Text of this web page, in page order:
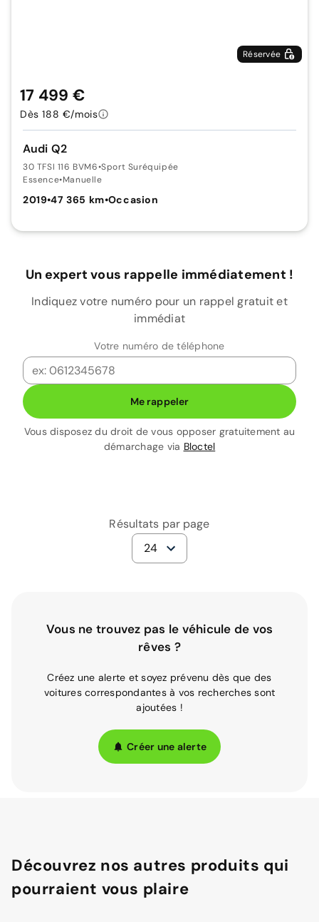
Réservée
Audi Q2
30 TFSI 116 BVM6•Sport Suréquipée
Essence•Manuelle
2019•47 365 km•Occasion
17 499 €
Dès 188 €/mois
Un expert vous rappelle immédiatement !
Indiquez votre numéro pour un rappel gratuit et
immédiat
Votre numéro de téléphone
Me rappeler
Vous disposez du droit de vous opposer gratuitement au
démarchage via Bloctel
Résultats par page
24
Vous ne trouvez pas le véhicule de vos
rêves ?
Créez une alerte et soyez prévenu dès que des
voitures correspondantes à vos recherches sont
ajoutées !
Créer une alerte
Découvrez nos autres produits qui
pourraient vous plaire